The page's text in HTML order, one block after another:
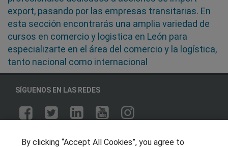
export, pasando por las empresas transitarias. En
esta sección encontrarás una amplia variedad de
cursos en comercio y logistica en León para
especializarte en el área del comercio y la logística,
tanto nacional como internacional
SÍGUENOS EN LAS REDES
By clicking “Accept All Cookies”, you agree to